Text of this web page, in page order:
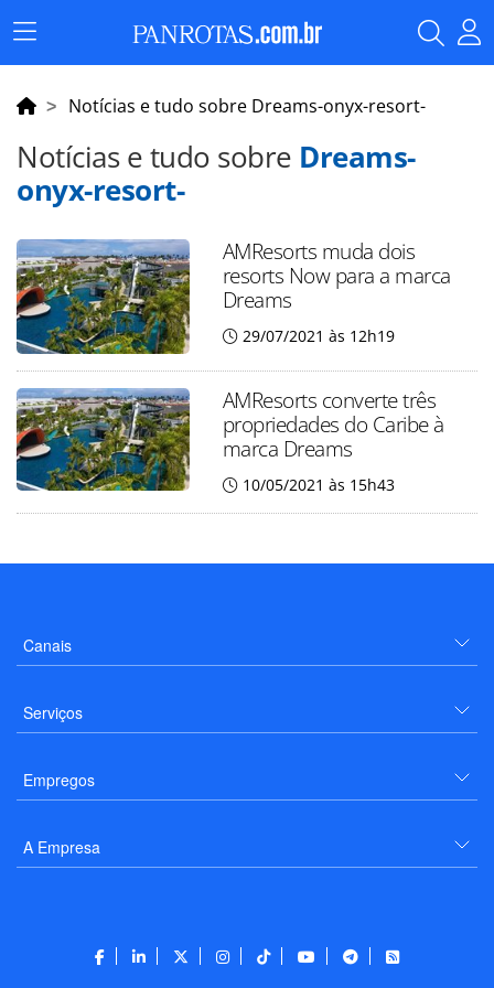
Menu
Principal
Notícias e tudo sobre Dreams-onyx-resort-
Notícias e tudo sobre Dreams-
onyx-resort-
AMResorts muda dois
resorts Now para a marca
Dreams
29/07/2021 às 12h19
AMResorts converte três
propriedades do Caribe à
marca Dreams
10/05/2021 às 15h43
Canais
Serviços
Empregos
A Empresa